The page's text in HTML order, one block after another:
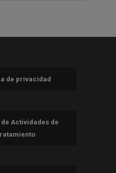
de privacidad
Actividades de